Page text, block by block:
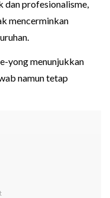
dan profesionalisme,
mencerminkan
yong menunjukkan
namun tetap